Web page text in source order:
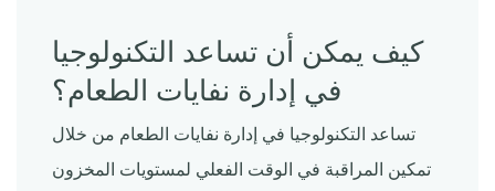
كيف يمكن أن تساعد التكنولوجيا
في إدارة نفايات الطعام؟
تساعد التكنولوجيا في إدارة نفايات الطعام من خلال
تمكين المراقبة في الوقت الفعلي لمستويات المخزون